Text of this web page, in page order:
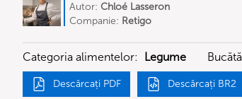
Autor: Chloé Lasseron
Companie: Retigo
Categoria alimentelor: Legume
Descărcați PDF Descărcați BR2